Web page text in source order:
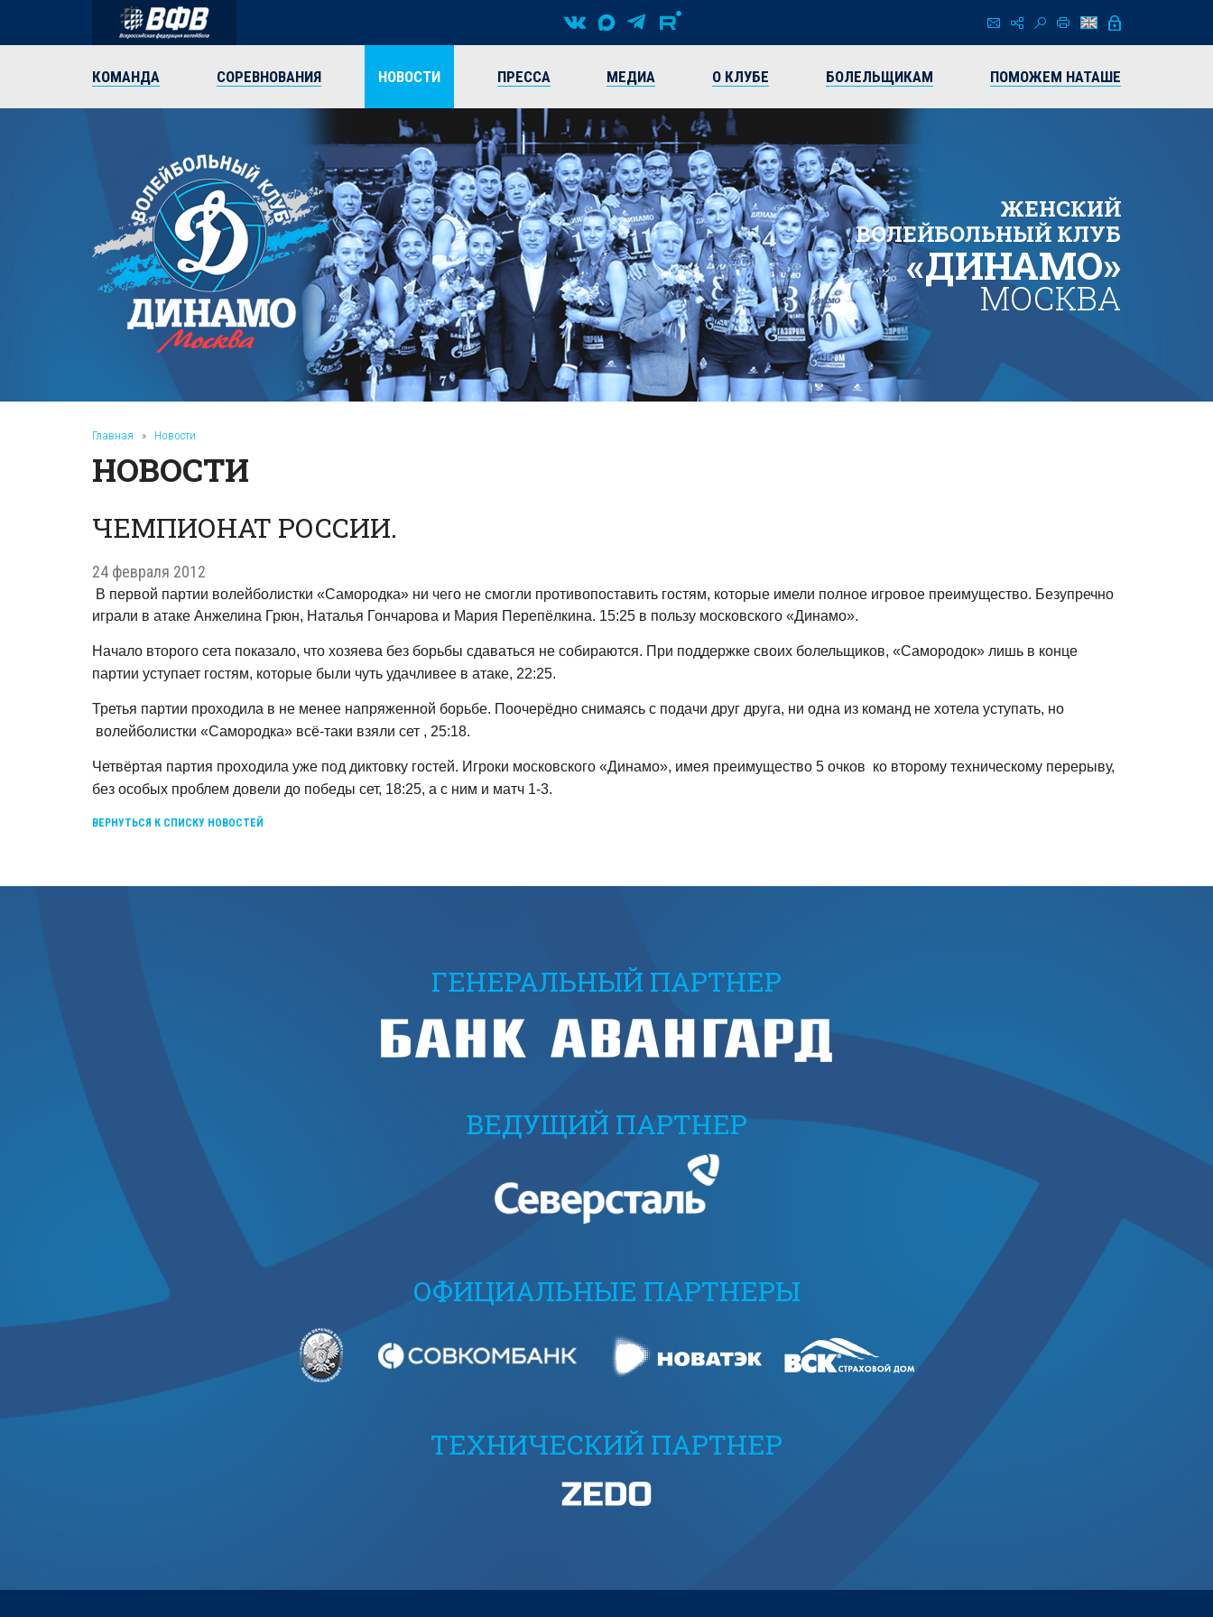
КОМАНДА СОРЕВНОВАНИЯ НОВОСТИ ПРЕССА МЕДИА О КЛУБЕ БОЛЕЛЬЩИКАМ ПОМОЖЕМ НАТАШЕ
ЖЕНСКИЙ
ВОЛЕЙБОЛЬНЫЙ КЛУБ
«ДИНАМО»
МОСКВА
Главная » Новости
НОВОСТИ
ЧЕМПИОНАТ РОССИИ.
24 февраля 2012
В первой партии волейболистки «Самородка» ни чего не смогли противопоставить гостям, которые имели полное игровое преимущество. Безупречно
играли в атаке Анжелина Грюн, Наталья Гончарова и Мария Перепёлкина. 15:25 в пользу московского «Динамо».
Начало второго сета показало, что хозяева без борьбы сдаваться не собираются. При поддержке своих болельщиков, «Самородок» лишь в конце
партии уступает гостям, которые были чуть удачливее в атаке, 22:25.
Третья партии проходила в не менее напряженной борьбе. Поочерёдно снимаясь с подачи друг друга, ни одна из команд не хотела уступать, но
волейболистки «Самородка» всё-таки взяли сет , 25:18.
Четвёртая партия проходила уже под диктовку гостей. Игроки московского «Динамо», имея преимущество 5 очков ко второму техническому перерыву,
без особых проблем довели до победы сет, 18:25, а с ним и матч 1-3.
ВЕРНУТЬСЯ К СПИСКУ НОВОСТЕЙ
ГЕНЕРАЛЬНЫЙ ПАРТНЕР
ВЕДУЩИЙ ПАРТНЕР
ОФИЦИАЛЬНЫЕ ПАРТНЕРЫ
ТЕХНИЧЕСКИЙ ПАРТНЕР